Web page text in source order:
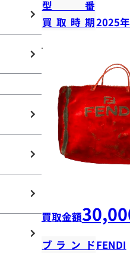
型番
買取時期2025
買取金額
ブランドFENDI